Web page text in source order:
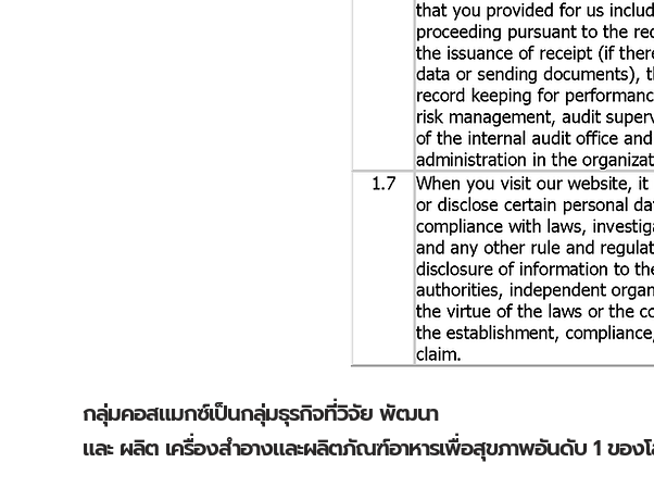
กลุ่มคอสแมกซ์เป็นกลุ่มธุรกิจที่วิจัย พัฒนา
และ ผลิต เครื่องสำอางและผลิตภัณฑ์อาหารเพื่อสุขภาพอันดับ 1 ของ